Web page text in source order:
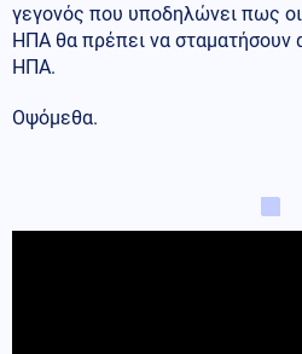
γεγονός που υποδηλώνει πως
ΗΠΑ θα πρέπει να σταματήσουν
ΗΠΑ.
Οψόμεθα.